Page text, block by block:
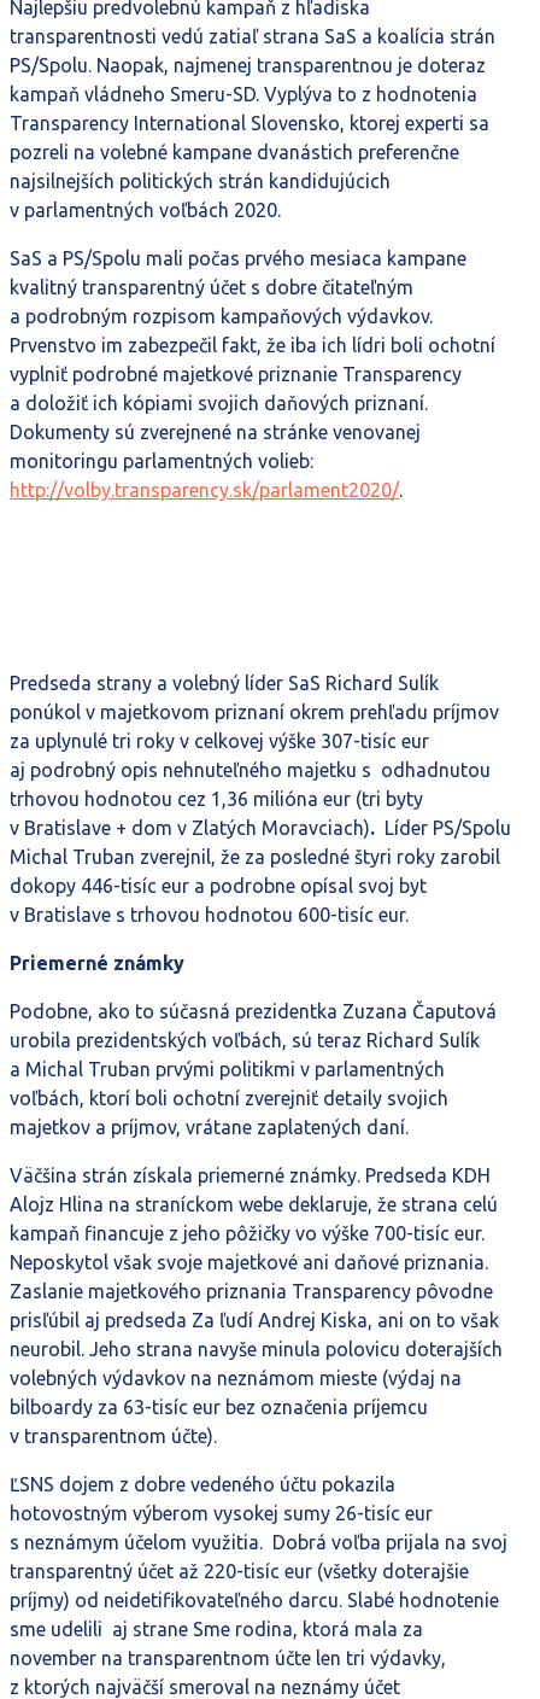
Najlepšiu predvolebnú kampaň z hľadiska
transparentnosti vedú zatiaľ strana SaS a koalícia strán
PS/Spolu. Naopak, najmenej transparentnou je doteraz
kampaň vládneho Smeru-SD. Vyplýva to z hodnotenia
Transparency International Slovensko, ktorej experti sa
pozreli na volebné kampane dvanástich preferenčne
najsilnejších politických strán kandidujúcich
v parlamentných voľbách 2020.
SaS a PS/Spolu mali počas prvého mesiaca kampane
kvalitný transparentný účet s dobre čitateľným
a podrobným rozpisom kampaňových výdavkov.
Prvenstvo im zabezpečil fakt, že iba ich lídri boli ochotní
vyplniť podrobné majetkové priznanie Transparency
a doložiť ich kópiami svojich daňových priznaní.
Dokumenty sú zverejnené na stránke venovanej
monitoringu parlamentných volieb:
http://volby.transparency.sk/parlament2020/.
Predseda strany a volebný líder SaS Richard Sulík
ponúkol v majetkovom priznaní okrem prehľadu príjmov
za uplynulé tri roky v celkovej výške 307-tisíc eur
aj podrobný opis nehnuteľného majetku s odhadnutou
trhovou hodnotou cez 1,36 milióna eur (tri byty
v Bratislave + dom v Zlatých Moravciach). Líder PS/Spolu
Michal Truban zverejnil, že za posledné štyri roky zarobil
dokopy 446-tisíc eur a podrobne opísal svoj byt
v Bratislave s trhovou hodnotou 600-tisíc eur.
Priemerné známky
Podobne, ako to súčasná prezidentka Zuzana Čaputová
urobila prezidentských voľbách, sú teraz Richard Sulík
a Michal Truban prvými politikmi v parlamentných
voľbách, ktorí boli ochotní zverejniť detaily svojich
majetkov a príjmov, vrátane zaplatených daní.
Väčšina strán získala priemerné známky. Predseda KDH
Alojz Hlina na straníckom webe deklaruje, že strana celú
kampaň financuje z jeho pôžičky vo výške 700-tisíc eur.
Neposkytol však svoje majetkové ani daňové priznania.
Zaslanie majetkového priznania Transparency pôvodne
prisľúbil aj predseda Za ľudí Andrej Kiska, ani on to však
neurobil. Jeho strana navyše minula polovicu doterajších
volebných výdavkov na neznámom mieste (výdaj na
bilboardy za 63-tisíc eur bez označenia príjemcu
v transparentnom účte).
ĽSNS dojem z dobre vedeného účtu pokazila
hotovostným výberom vysokej sumy 26-tisíc eur
s neznámym účelom využitia. Dobrá voľba prijala na svoj
transparentný účet až 220-tisíc eur (všetky doterajšie
príjmy) od neidetifikovateľného darcu. Slabé hodnotenie
sme udelili aj strane Sme rodina, ktorá mala za
november na transparentnom účte len tri výdavky,
z ktorých najväčší smeroval na neznámy účet